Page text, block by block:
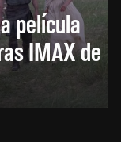
película
IMAX de